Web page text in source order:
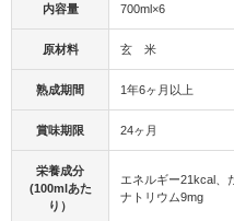
内容量 700ml×6
原材料 玄 米
熟成期間 1年6ヶ月以上
賞味期限 24ヶ月
栄養成分
(100mlあた
り）
エネルギー21kcal、
ナトリウム9mg